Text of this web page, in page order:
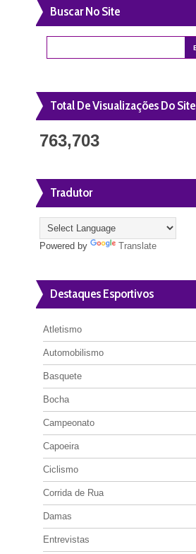
Buscar No Site
Total De Visualizações Do Site
763,703
Tradutor
Powered by Translate
Destaques Esportivos
Atletismo
Automobilismo
Basquete
Bocha
Campeonato
Capoeira
Ciclismo
Corrida de Rua
Damas
Entrevistas